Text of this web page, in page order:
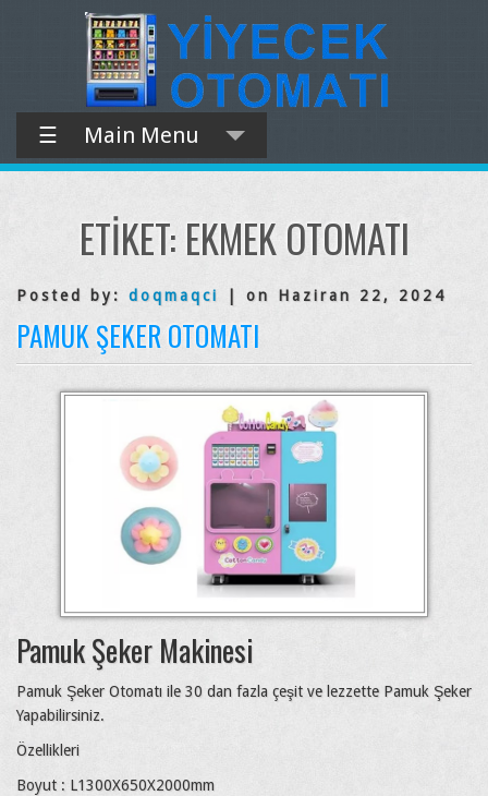
☰ Main Menu
ETIKET: EKMEK OTOMATI
Posted by: doqmaqci | on Haziran 22, 2024
PAMUK ŞEKER OTOMATI
Pamuk Şeker Makinesi
Pamuk Şeker Otomatı ile 30 dan fazla çeşit ve lezzette Pamuk Şeker
Yapabilirsiniz.
Özellikleri
Boyut : L1300X650X2000mm